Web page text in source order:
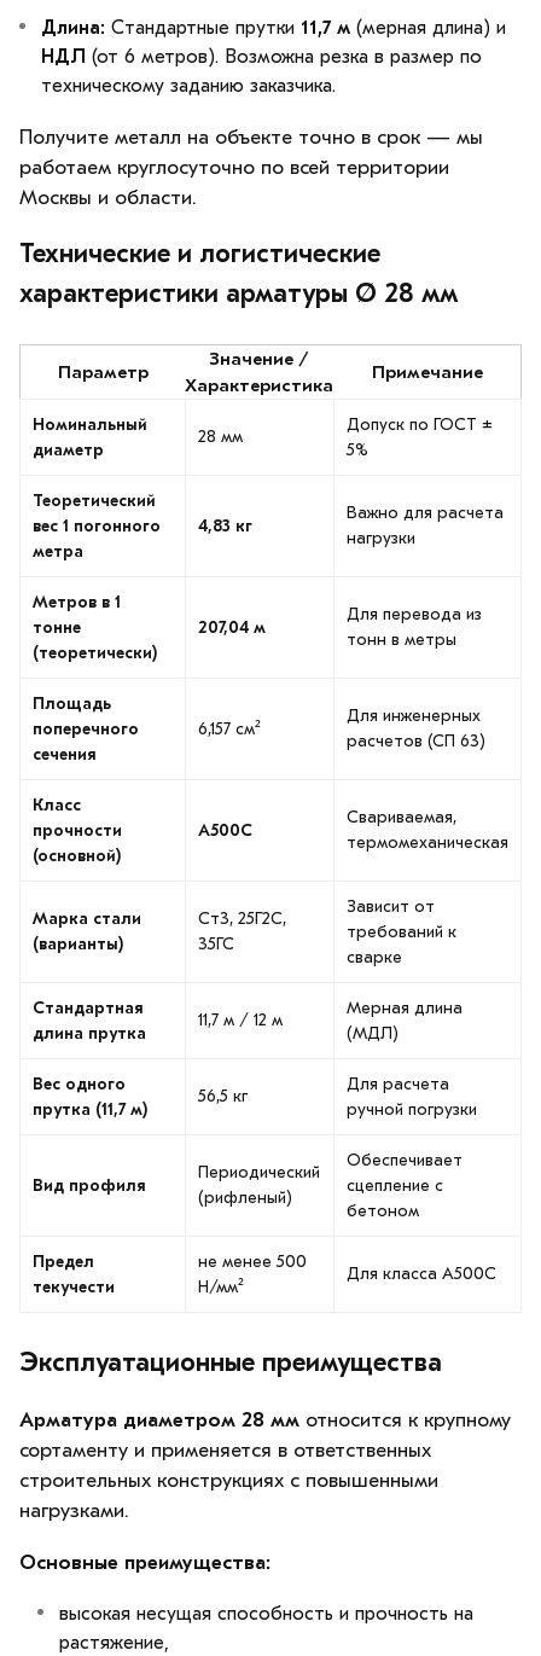
Длина: Стандартные прутки 11,7 м (мерная длина) и
НДЛ (от 6 метров). Возможна резка в размер по
техническому заданию заказчика.
Получите металл на объекте точно в срок — мы
работаем круглосуточно по всей территории
Москвы и области.
Технические и логистические
характеристики арматуры Ø 28 мм
Параметр
Значение /
Характеристика
Примечание
Номинальный
диаметр
28 мм
Допуск по ГОСТ ±
5%
Теоретический
вес 1 погонного
метра
4,83 кг
Важно для расчета
нагрузки
Метров в 1
тонне
(теоретически)
207,04 м
Для перевода из
тонн в метры
Площадь
поперечного
сечения
6,157 см²
Для инженерных
расчетов (СП 63)
Класс
прочности
(основной)
А500С
Свариваемая,
термомеханическая
Марка стали
(варианты)
Ст3, 25Г2С,
35ГС
Зависит от
требований к
сварке
Стандартная
длина прутка
11,7 м / 12 м
Мерная длина
(МДЛ)
Вес одного
прутка (11,7 м)
56,5 кг
Для расчета
ручной погрузки
Вид профиля
Периодический
(рифленый)
Обеспечивает
сцепление с
бетоном
Предел
текучести
не менее 500
Н/мм²
Для класса А500С
Эксплуатационные преимущества
Арматура диаметром 28 мм относится к крупному
сортаменту и применяется в ответственных
строительных конструкциях с повышенными
нагрузками.
Основные преимущества:
высокая несущая способность и прочность на
растяжение,